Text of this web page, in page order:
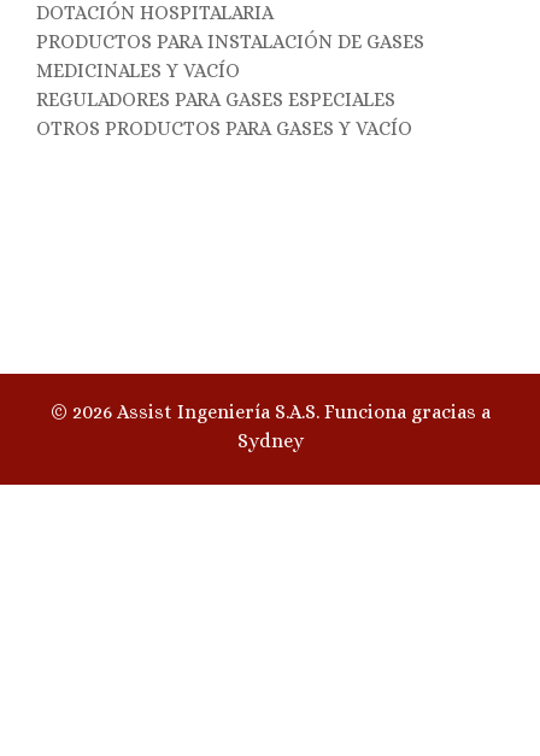
DOTACIÓN HOSPITALARIA
PRODUCTOS PARA INSTALACIÓN DE GASES
MEDICINALES Y VACÍO
REGULADORES PARA GASES ESPECIALES
OTROS PRODUCTOS PARA GASES Y VACÍO
© 2026 Assist Ingeniería S.A.S. Funciona gracias a
Sydney